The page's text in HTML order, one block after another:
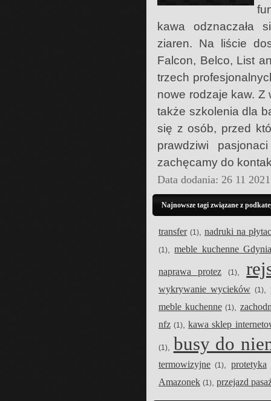
kawa odznaczała
ziaren. Na liście
Falcon, Belco, List
trzech
nowe rodzaje kaw. Z
także szkolenia dla
się z osób, przed
prawdziwi
zachęcamy do
Data dodania: 26 11
Najnowsze tagi związane z
transfer (1) nadruki na
(1) ,meble kuchenne Gdynia
naprawa protez (1)
wykrywanie wycieków (1),
meble kuchenne (1)
nfz (1) ,kawa sklep
(1) busy do
termowizyjne (1)
protetyka
Amazonek (1) przejazd